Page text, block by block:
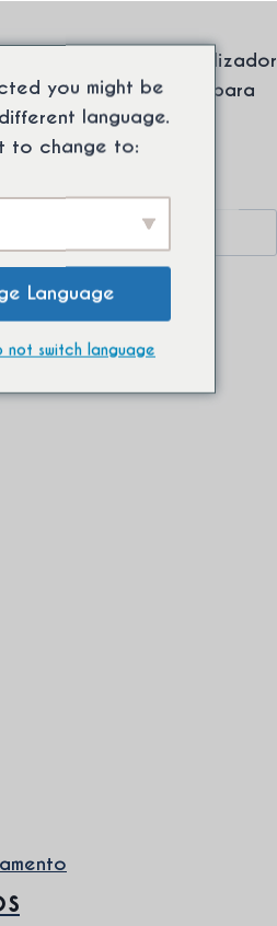
o seu nome de utilizador
uma ligação para
email.
r
i
g
you might be
language.
to change to:
Language
not switch language